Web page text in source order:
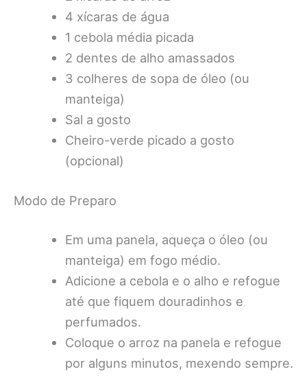
4 xícaras de água
1 cebola média picada
2 dentes de alho amassados
3 colheres de sopa de óleo (ou
manteiga)
Sal a gosto
Cheiro-verde picado a gosto
(opcional)
Modo de Preparo
Em uma panela, aqueça o óleo (ou
manteiga) em fogo médio.
Adicione a cebola e o alho e refogue
até que fiquem douradinhos e
perfumados.
Coloque o arroz na panela e refogue
por alguns minutos, mexendo sempre.